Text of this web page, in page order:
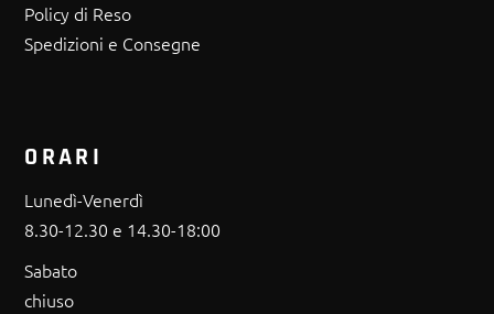
Policy di Reso
Spedizioni e Consegne
ORARI
Lunedì-Venerdì
8.30-12.30 e 14.30-18:00
Sabato
chiuso